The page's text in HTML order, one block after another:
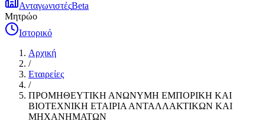
ΑνταγωνιστέςBeta
Μητρώο
Ιστορικό
Αρχική
/
Εταιρείες
/
ΠΡΟΜΗΘΕΥΤΙΚΗ ΑΝΩΝΥΜΗ ΕΜΠΟΡΙΚΗ ΚΑΙ
ΒΙΟΤΕΧΝΙΚΗ ΕΤΑΙΡΙΑ ΑΝΤΑΛΛΑΚΤΙΚΩΝ ΚΑΙ
ΜΗΧΑΝΗΜΑΤΩΝ